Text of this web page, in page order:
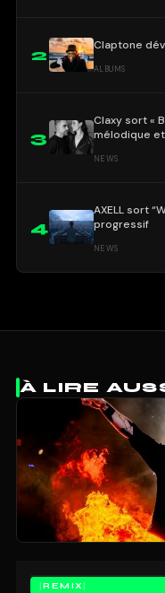
2
Claptone
ALBUMS
3
Claxy sort «
mélodique
NEWS
4
AXELL sort
progressif
NEWS
À LIRE
REMIX